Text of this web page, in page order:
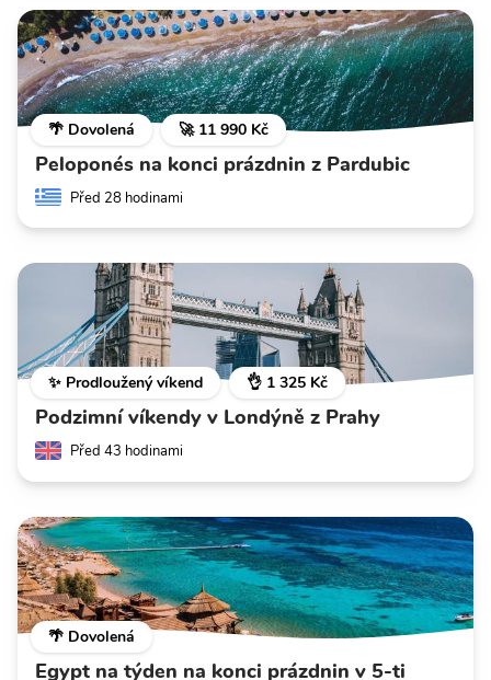
🌴 Dovolená 🚀 11 990 Kč
Peloponés na konci prázdnin z Pardubic
Před 28 hodinami
✨ Prodloužený víkend 👌 1 325 Kč
Podzimní víkendy v Londýně z Prahy
Před 43 hodinami
🌴 Dovolená
Egypt na týden na konci prázdnin v 5-ti